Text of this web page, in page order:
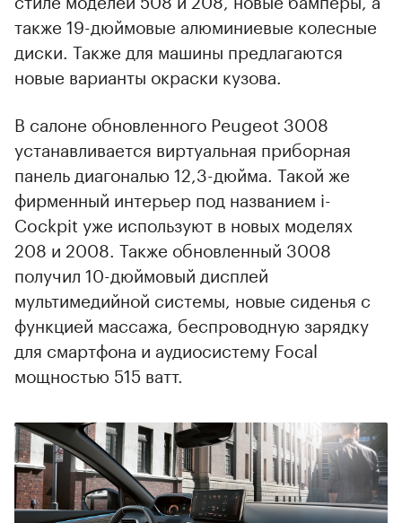
также 19-дюймовые алюминиевые колесные
диски. Также для машины предлагаются
новые варианты окраски кузова.
00:00 / 00:00
В салоне обновленного Peugeot 3008
устанавливается виртуальная приборная
панель диагональю 12,3-дюйма. Такой же
фирменный интерьер под названием i-
Cockpit уже используют в новых моделях
208 и 2008. Также обновленный 3008
получил 10-дюймовый дисплей
мультимедийной системы, новые сиденья с
функцией массажа, беспроводную зарядку
для смартфона и аудиосистему Focal
мощностью 515 ватт.